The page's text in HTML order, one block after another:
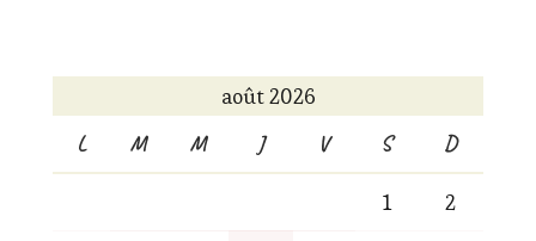
août 2026
L M M J V S D
1 2